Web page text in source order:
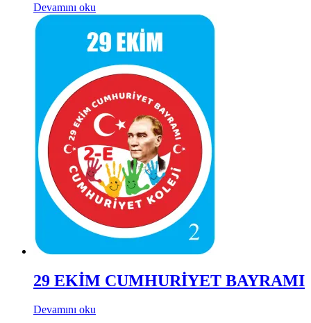
Devamını oku
29 EKİM CUMHURİYET BAYRAMI
Devamını oku